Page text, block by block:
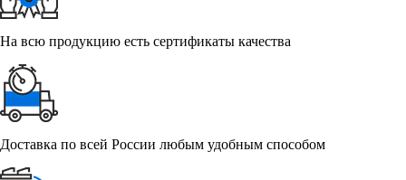
На всю продукцию есть сертификаты качества
Доставка по всей России любым удобным способом